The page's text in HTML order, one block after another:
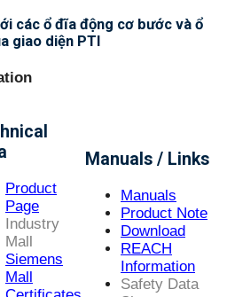
các ổ đĩa động cơ bước và ổ
giao diện PTI
Product
Page
Industry
Mall
Siemens
Mall
Manuals / Links
Manuals
Product Note
Download
REACH
Information
Safety Data